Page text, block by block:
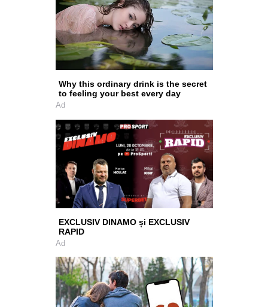
Why this ordinary drink is the secret
to feeling your best every day
Ad
EXCLUSIV DINAMO și EXCLUSIV
RAPID
Ad